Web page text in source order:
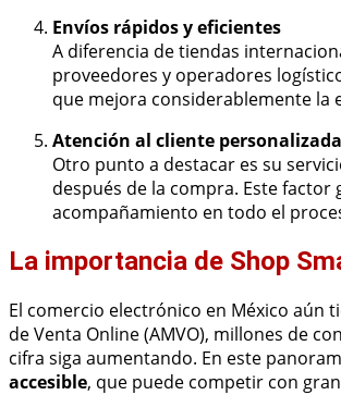
Envíos rápidos y eficientes
A diferencia de tiendas
proveedores y operadores
que mejora considerablemente la
Atención al cliente personalizada
Otro punto a destacar es su
después de la compra. Este
acompañamiento en todo el
La importancia de Shop
El comercio electrónico en México aún
de Venta Online (AMVO), millones de
cifra siga aumentando. En este
accesible, que puede competir con